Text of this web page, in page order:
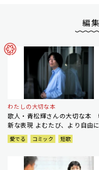
編
わたしの大切な本
歌人・青松輝さんの大切な本
新な表現 よむたび、より自由に
愛でる コミック 短歌